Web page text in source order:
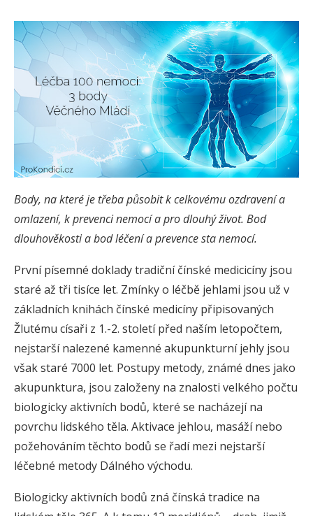
Body, na které je třeba působit k celkovému ozdravení a
omlazení, k prevenci nemocí a pro dlouhý život. Bod
dlouhověkosti a bod léčení a prevence sta nemocí.
První písemné doklady tradiční čínské medicicíny jsou
staré až tři tisíce let. Zmínky o léčbě jehlami jsou už v
základních knihách čínské medicíny připisovaných
Žlutému císaři z 1.-2. století před naším letopočtem,
nejstarší nalezené kamenné akupunkturní jehly jsou
však staré 7000 let. Postupy metody, známé dnes jako
akupunktura, jsou založeny na znalosti velkého počtu
biologicky aktivních bodů, které se nacházejí na
povrchu lidského těla. Aktivace jehlou, masáží nebo
požehováním těchto bodů se řadí mezi nejstarší
léčebné metody Dálného východu.
Biologicky aktivních bodů zná čínská tradice na